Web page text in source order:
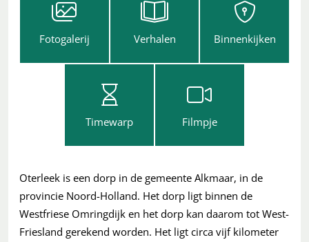
Fotogalerij Verhalen Binnenkijken
Timewarp Filmpje
Oterleek is een dorp in de gemeente Alkmaar, in de
provincie Noord-Holland. Het dorp ligt binnen de
Westfriese Omringdijk en het dorp kan daarom tot West-
Friesland gerekend worden. Het ligt circa vijf kilometer